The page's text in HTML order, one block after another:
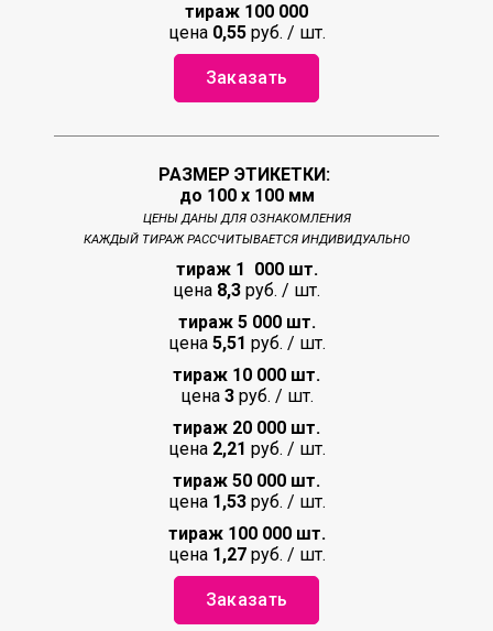
тираж 100 000
цена 0,55руб. / шт.
Заказать
РАЗМЕР ЭТИКЕТКИ:
до 100 х 100 мм
ЦЕНЫ ДАНЫ ДЛЯ ОЗНАКОМЛЕНИЯ
КАЖДЫЙ ТИРАЖ РАССЧИТЫВАЕТСЯ ИНДИВИДУАЛЬНО
тираж 1 000 шт.
цена 8,3 руб. / шт.
тираж 5 000 шт.
цена 5,51 руб. / шт.
тираж 10 000 шт.
цена 3руб. / шт.
тираж 20 000 шт.
цена 2,21 руб. / шт.
тираж 50 000 шт.
цена 1,53руб. / шт.
тираж 100 000 шт.
цена 1,27руб. / шт.
Заказать